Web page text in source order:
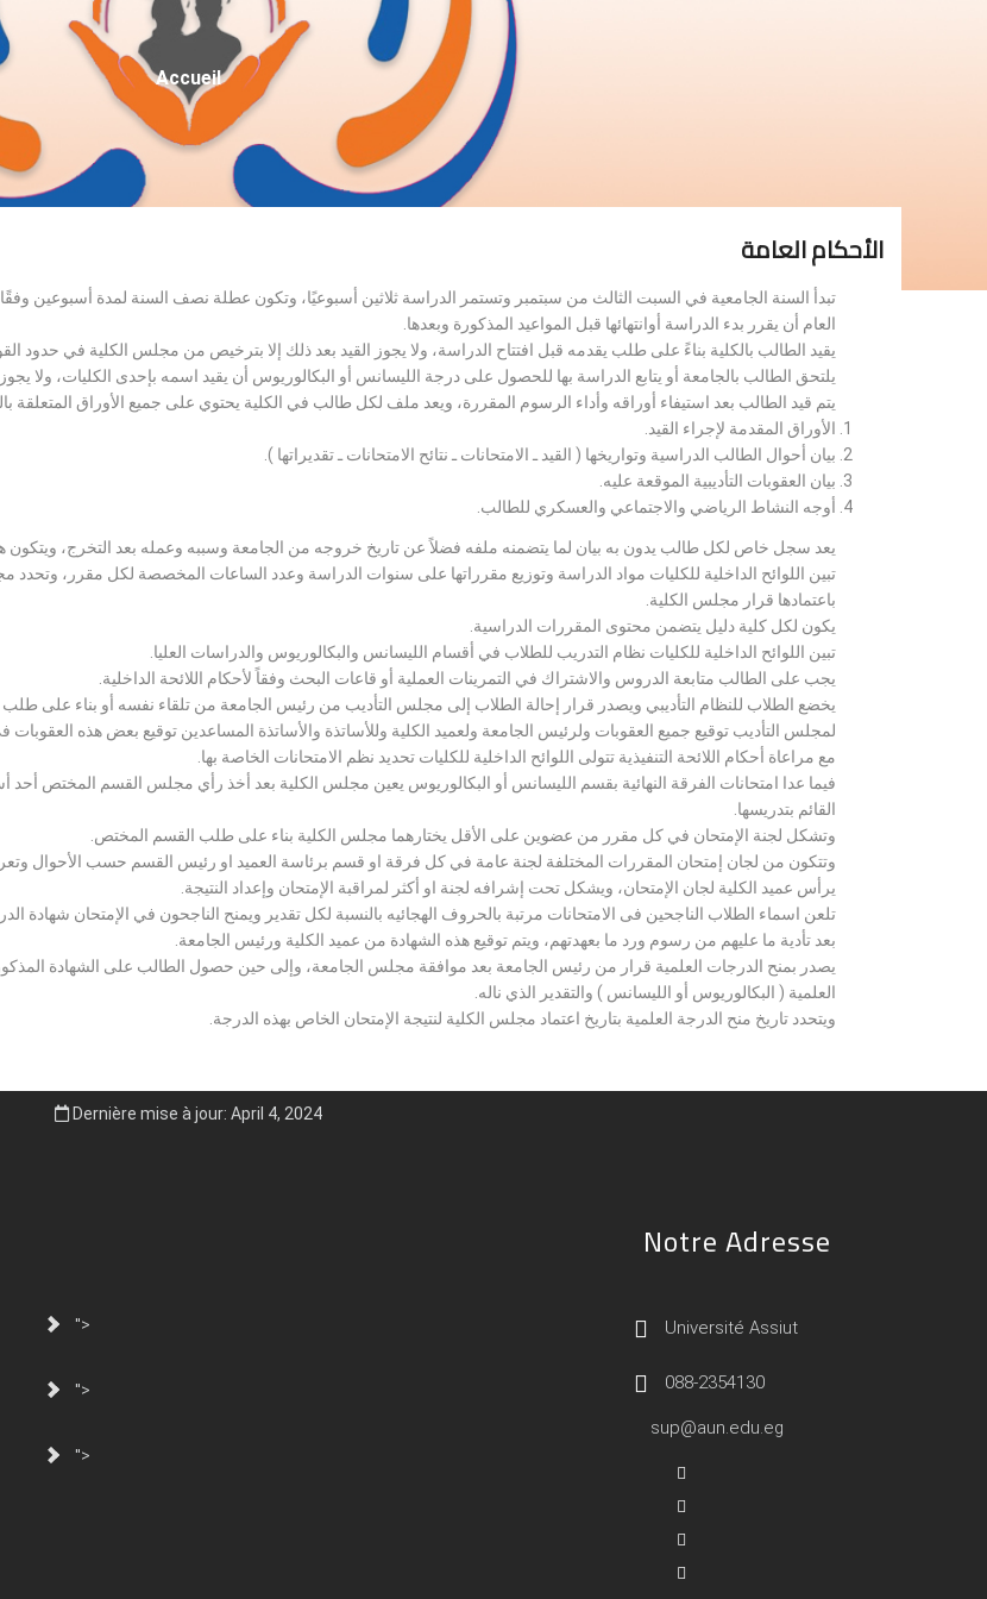
Fil
D'Ariane
Accueil
الأحكام العامة
تبدأ السنة الجامعية في السبت الثالث من سبتمبر وتستمر الدراسة ثلاثين أسبوعيًا، وتكون عطلة نصف السنة لمدة أسبوعين
العام أن يقرر بدء الدراسة أوانتهائها قبل المواعيد المذكورة وبعدها.
يقيد الطالب بالكلية بناءً على طلب يقدمه قبل افتتاح الدراسة، ولا يجوز القيد بعد ذلك إلا بترخيص من مجلس الكلية في حدود
يلتحق الطالب بالجامعة أو يتابع الدراسة بها للحصول على درجة الليسانس أو البكالوريوس أن يقيد اسمه بإحدى الكليات، ولا
يتم قيد الطالب بعد استيفاء أوراقه وأداء الرسوم المقررة، ويعد ملف لكل طالب في الكلية يحتوي على جميع الأوراق المتعلقة
الأوراق المقدمة لإجراء القيد.
بيان أحوال الطالب الدراسية وتواريخها ( القيد ـ الامتحانات ـ نتائح الامتحانات ـ تقديراتها ).
بيان العقوبات التأديبية الموقعة عليه.
أوجه النشاط الرياضي والاجتماعي والعسكري للطالب.
يعد سجل خاص لكل طالب يدون به بيان لما يتضمنه ملفه فضلاً عن تاريخ خروجه من الجامعة وسببه وعمله بعد التخرج،
تبين اللوائح الداخلية للكليات مواد الدراسة وتوزيع مقرراتها على سنوات الدراسة وعدد الساعات المخصصة لكل مقرر،
باعتمادها قرار مجلس الكلية.
يكون لكل كلية دليل يتضمن محتوى المقررات الدراسية.
تبين اللوائح الداخلية للكليات نظام التدريب للطلاب في أقسام الليسانس والبكالوريوس والدراسات العليا.
يجب على الطالب متابعة الدروس والاشتراك في التمرينات العملية أو قاعات البحث وفقاً لأحكام اللائحة الداخلية.
يخضع الطلاب للنظام التأديبي ويصدر قرار إحالة الطلاب إلى مجلس التأديب من رئيس الجامعة من تلقاء نفسه أو بناء على طلب
لمجلس التأديب توقيع جميع العقوبات ولرئيس الجامعة ولعميد الكلية وللأساتذة والأساتذة المساعدين توقيع بعض هذه العقوبات في
مع مراعاة أحكام اللائحة التنفيذية تتولى اللوائح الداخلية للكليات تحديد نظم الامتحانات الخاصة بها.
فيما عدا امتحانات الفرقة النهائية بقسم الليسانس أو البكالوريوس يعين مجلس الكلية بعد أخذ رأي مجلس القسم المختص أحد
القائم بتدريسها.
وتشكل لجنة الإمتحان في كل مقرر من عضوين على الأقل يختارهما مجلس الكلية بناء على طلب القسم المختص.
وتتكون من لجان إمتحان المقررات المختلفة لجنة عامة في كل فرقة او قسم برئاسة العميد او رئيس القسم حسب الأحوال وتعرض
يرأس عميد الكلية لجان الإمتحان، ويشكل تحت إشرافه لجنة او أكثر لمراقبة الإمتحان وإعداد النتيجة.
تلعن اسماء الطلاب الناجحين فى الامتحانات مرتبة بالحروف الهجائيه بالنسبة لكل تقدير ويمنح الناجحون في الإمتحان شهادة
بعد تأدية ما عليهم من رسوم ورد ما بعهدتهم، ويتم توقيع هذه الشهادة من عميد الكلية ورئيس الجامعة.
يصدر بمنح الدرجات العلمية قرار من رئيس الجامعة بعد موافقة مجلس الجامعة، وإلى حين حصول الطالب على الشهادة
العلمية ( البكالوريوس أو الليسانس ) والتقدير الذي ناله.
ويتحدد تاريخ منح الدرجة العلمية بتاريخ اعتماد مجلس الكلية لنتيجة الإمتحان الخاص بهذه الدرجة.
Dernière mise à jour: April 4, 2024
">
">
">
Notre Adresse
Université Assiut
088-2354130
sup@aun.edu.eg